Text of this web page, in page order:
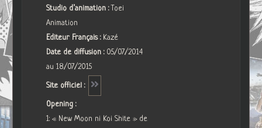
Studio d’animation : Toei
Animation
Editeur Français : Kazé
Date de diffusion : 05/07/2014
au 18/07/2015
Site officiel :
Opening :
1: « New Moon ni Koi Shite » de